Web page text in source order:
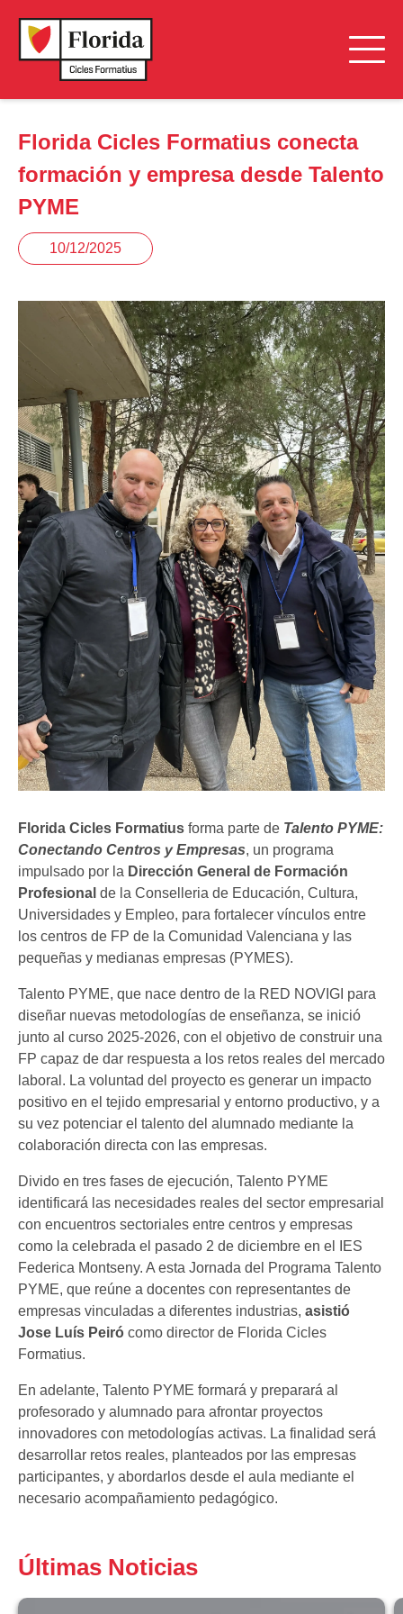
Florida Cicles Formatius conecta
formación y empresa desde Talento
PYME
10/12/2025
Florida Cicles Formatius forma parte de Talento PYME:
Conectando Centros y Empresas, un programa
impulsado por la Dirección General de Formación
Profesional de la Conselleria de Educación, Cultura,
Universidades y Empleo, para fortalecer vínculos entre
los centros de FP de la Comunidad Valenciana y las
pequeñas y medianas empresas (PYMES).
Talento PYME, que nace dentro de la RED NOVIGI para
diseñar nuevas metodologías de enseñanza, se inició
junto al curso 2025-2026, con el objetivo de construir una
FP capaz de dar respuesta a los retos reales del mercado
laboral. La voluntad del proyecto es generar un impacto
positivo en el tejido empresarial y entorno productivo, y a
su vez potenciar el talento del alumnado mediante la
colaboración directa con las empresas.
Divido en tres fases de ejecución, Talento PYME
identificará las necesidades reales del sector empresarial
con encuentros sectoriales entre centros y empresas
como la celebrada el pasado 2 de diciembre en el IES
Federica Montseny. A esta Jornada del Programa Talento
PYME, que reúne a docentes con representantes de
empresas vinculadas a diferentes industrias, asistió
Jose Luís Peiró como director de Florida Cicles
Formatius.
En adelante, Talento PYME formará y preparará al
profesorado y alumnado para afrontar proyectos
innovadores con metodologías activas. La finalidad será
desarrollar retos reales, planteados por las empresas
participantes, y abordarlos desde el aula mediante el
necesario acompañamiento pedagógico.
Últimas Noticias